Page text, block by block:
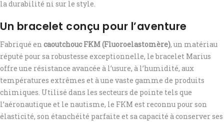
la durabilité ni sur le style.
Un bracelet conçu pour l’aventure
Fabriqué en caoutchouc FKM (Fluoroelastomère), un matériau
réputé pour sa robustesse exceptionnelle, le bracelet Marius
offre une résistance avancée à l’usure, à l’humidité, aux
températures extrêmes et à une vaste gamme de produits
chimiques. Utilisé dans les secteurs de pointe tels que
l’aéronautique et le nautisme, le FKM est reconnu pour son
élasticité, son étanchéité parfaite et sa capacité à conserver ses